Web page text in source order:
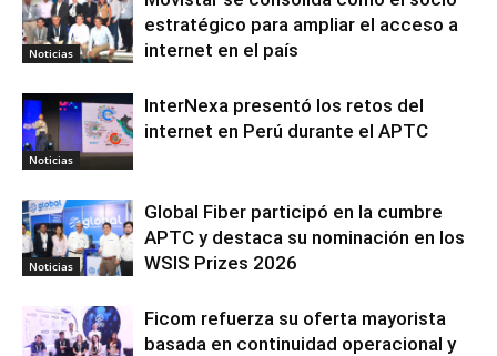
Noticias
estratégico para ampliar el acceso a
internet en el país
Noticias
InterNexa presentó los retos del
internet en Perú durante el APTC
Noticias
Global Fiber participó en la cumbre
APTC y destaca su nominación en los
WSIS Prizes 2026
Ficom refuerza su oferta mayorista
basada en continuidad operacional y